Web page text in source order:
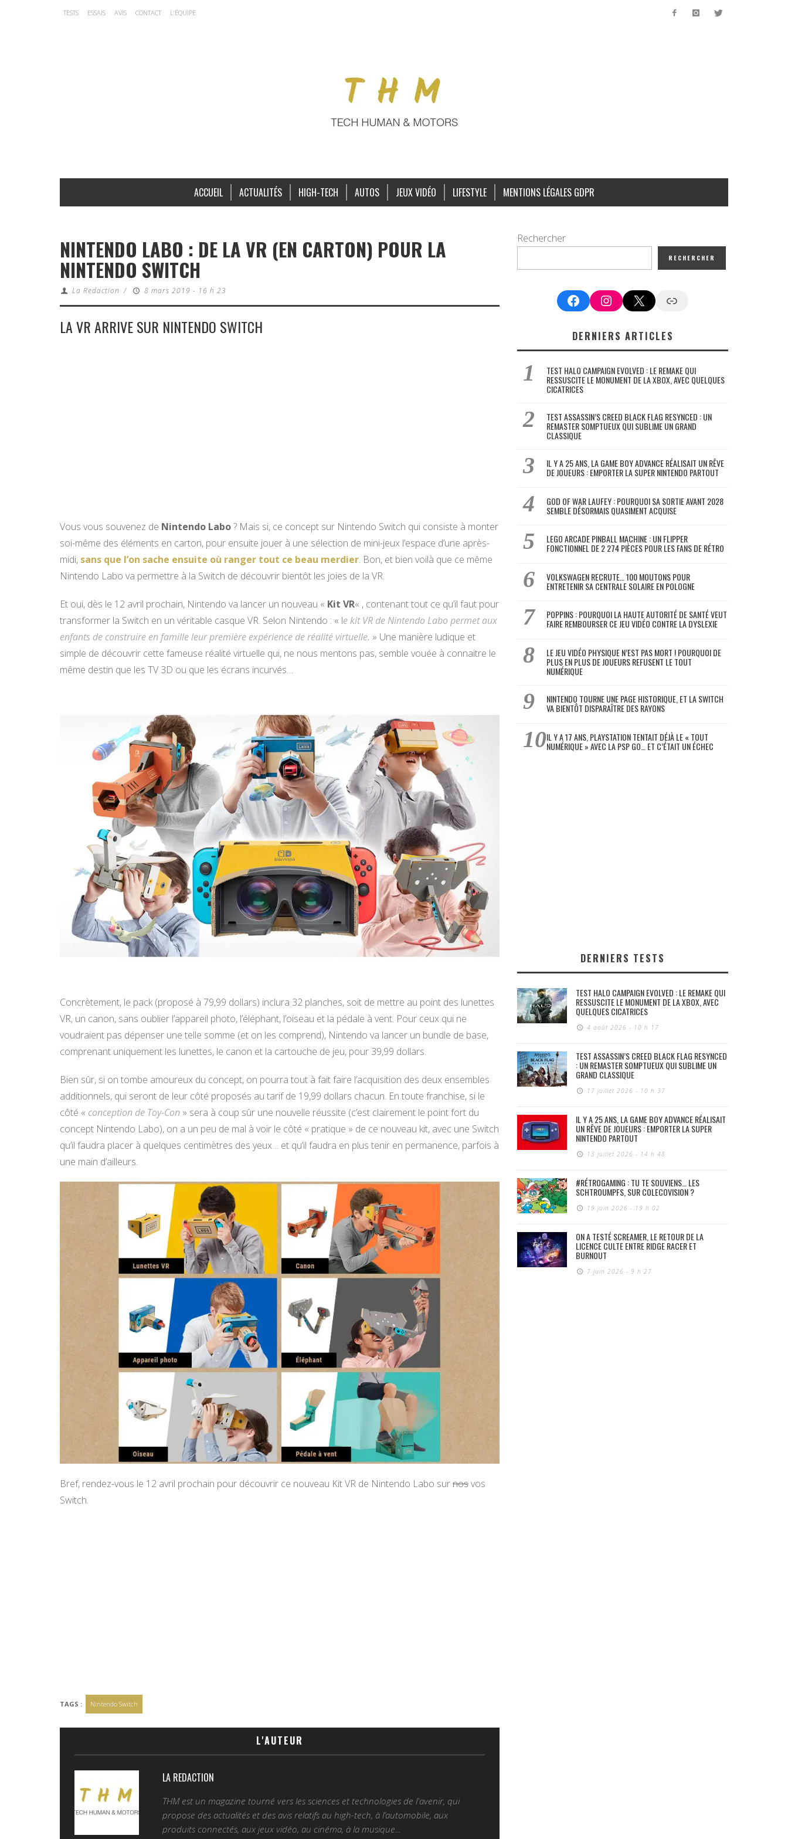
TESTS ESSAIS AVIS CONTACT L’ÉQUIPE
ACCUEIL ACTUALITÉS HIGH-TECH AUTOS JEUX VIDÉO LIFESTYLE MENTIONS LÉGALES GDPR
NINTENDO LABO : DE LA VR (EN CARTON) POUR LA
NINTENDO SWITCH
La Redaction / 8 mars 2019 - 16 h 23
LA VR ARRIVE SUR NINTENDO SWITCH
Vous vous souvenez de Nintendo Labo? Mais si, ce concept sur Nintendo Switch qui consiste à monter
soi-même des éléments en carton, pour ensuite jouer à une sélection de mini-jeux l’espace d’une après-
midi, sans que l’on sache ensuite où ranger tout ce beau merdier. Bon, et bien voilà que ce même
Nintendo Labo va permettre à la Switch de découvrir bientôt les joies de la VR.
Et oui, dès le 12 avril prochain, Nintendo va lancer un nouveau « Kit VR« , contenant tout ce qu’il faut pour
transformer la Switch en un véritable casque VR. Selon Nintendo : « le kit VR de Nintendo Labo permet aux
enfants de construire en famille leur première expérience de réalité virtuelle. » Une manière ludique et
simple de découvrir cette fameuse réalité virtuelle qui, ne nous mentons pas, semble vouée à connaitre le
même destin que les TV 3D ou que les écrans incurvés…
Concrètement, le pack (proposé à 79,99 dollars) inclura 32 planches, soit de mettre au point des lunettes
VR, un canon, sans oublier l’appareil photo, l’éléphant, l’oiseau et la pédale à vent. Pour ceux qui ne
voudraient pas dépenser une telle somme (et on les comprend), Nintendo va lancer un bundle de base,
comprenant uniquement les lunettes, le canon et la cartouche de jeu, pour 39,99 dollars.
Bien sûr, si on tombe amoureux du concept, on pourra tout à fait faire l’acquisition des deux ensembles
additionnels, qui seront de leur côté proposés au tarif de 19,99 dollars chacun. En toute franchise, si le
côté « conception de Toy-Con » sera à coup sûr une nouvelle réussite (c’est clairement le point fort du
concept Nintendo Labo), on a un peu de mal à voir le côté « pratique » de ce nouveau kit, avec une Switch
qu’il faudra placer à quelques centimètres des yeux… et qu’il faudra en plus tenir en permanence, parfois à
une main d’ailleurs.
Bref, rendez-vous le 12 avril prochain pour découvrir ce nouveau Kit VR de Nintendo Labo surnosvos
Switch.
TAGS : Nintendo Switch
L'AUTEUR
LA REDACTION
THM est un magazine tourné vers les sciences et technologies de l'avenir, qui
propose des actualités et des avis relatifs au high-tech, à l’automobile, aux
produits connectés, aux jeux vidéo, au cinéma, à la musique...
Rechercher
RECHERCHER
FacebookInstagram
X Google News
DERNIERS ARTICLES
TEST HALO CAMPAIGN EVOLVED : LE REMAKE QUI
RESSUSCITE LE MONUMENT DE LA XBOX, AVEC QUELQUES
CICATRICES
TEST ASSASSIN’S CREED BLACK FLAG RESYNCED : UN
REMASTER SOMPTUEUX QUI SUBLIME UN GRAND
CLASSIQUE
IL Y A 25 ANS, LA GAME BOY ADVANCE RÉALISAIT UN RÊVE
DE JOUEURS : EMPORTER LA SUPER NINTENDO PARTOUT
GOD OF WAR LAUFEY : POURQUOI SA SORTIE AVANT 2028
SEMBLE DÉSORMAIS QUASIMENT ACQUISE
LEGO ARCADE PINBALL MACHINE : UN FLIPPER
FONCTIONNEL DE 2 274 PIÈCES POUR LES FANS DE RÉTRO
VOLKSWAGEN RECRUTE… 100 MOUTONS POUR
ENTRETENIR SA CENTRALE SOLAIRE EN POLOGNE
POPPINS : POURQUOI LA HAUTE AUTORITÉ DE SANTÉ VEUT
FAIRE REMBOURSER CE JEU VIDÉO CONTRE LA DYSLEXIE
LE JEU VIDÉO PHYSIQUE N’EST PAS MORT ! POURQUOI DE
PLUS EN PLUS DE JOUEURS REFUSENT LE TOUT
NUMÉRIQUE
NINTENDO TOURNE UNE PAGE HISTORIQUE, ET LA SWITCH
VA BIENTÔT DISPARAÎTRE DES RAYONS
IL Y A 17 ANS, PLAYSTATION TENTAIT DÉJÀ LE « TOUT
NUMÉRIQUE » AVEC LA PSP GO… ET C’ÉTAIT UN ÉCHEC
DERNIERS TESTS
TEST HALO CAMPAIGN EVOLVED : LE REMAKE QUI
RESSUSCITE LE MONUMENT DE LA XBOX, AVEC
QUELQUES CICATRICES
4 août 2026 - 10 h 17
TEST ASSASSIN’S CREED BLACK FLAG RESYNCED
: UN REMASTER SOMPTUEUX QUI SUBLIME UN
GRAND CLASSIQUE
17 juillet 2026 - 10 h 37
IL Y A 25 ANS, LA GAME BOY ADVANCE RÉALISAIT
UN RÊVE DE JOUEURS : EMPORTER LA SUPER
NINTENDO PARTOUT
13 juillet 2026 - 14 h 48
#RÉTROGAMING : TU TE SOUVIENS… LES
SCHTROUMPFS, SUR COLECOVISION ?
19 juin 2026 - 19 h 02
ON A TESTÉ SCREAMER, LE RETOUR DE LA
LICENCE CULTE ENTRE RIDGE RACER ET
BURNOUT
7 juin 2026 - 9 h 27